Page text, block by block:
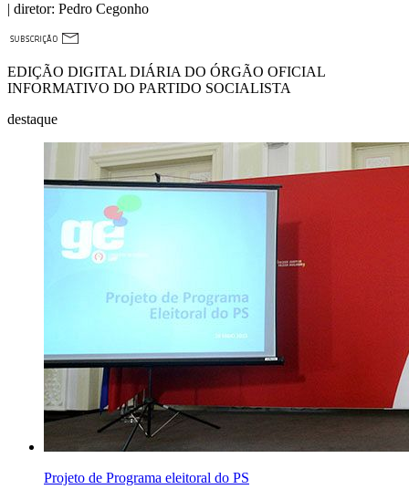
| diretor: Pedro Cegonho
EDIÇÃO DIGITAL DIÁRIA DO ÓRGÃO OFICIAL
INFORMATIVO DO PARTIDO SOCIALISTA
destaque
Projeto de Programa eleitoral do PS